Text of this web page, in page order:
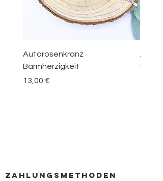
Autorosenkranz
Barmherzigkeit
Preis
13,00 €
vom
zahlungsmethoden